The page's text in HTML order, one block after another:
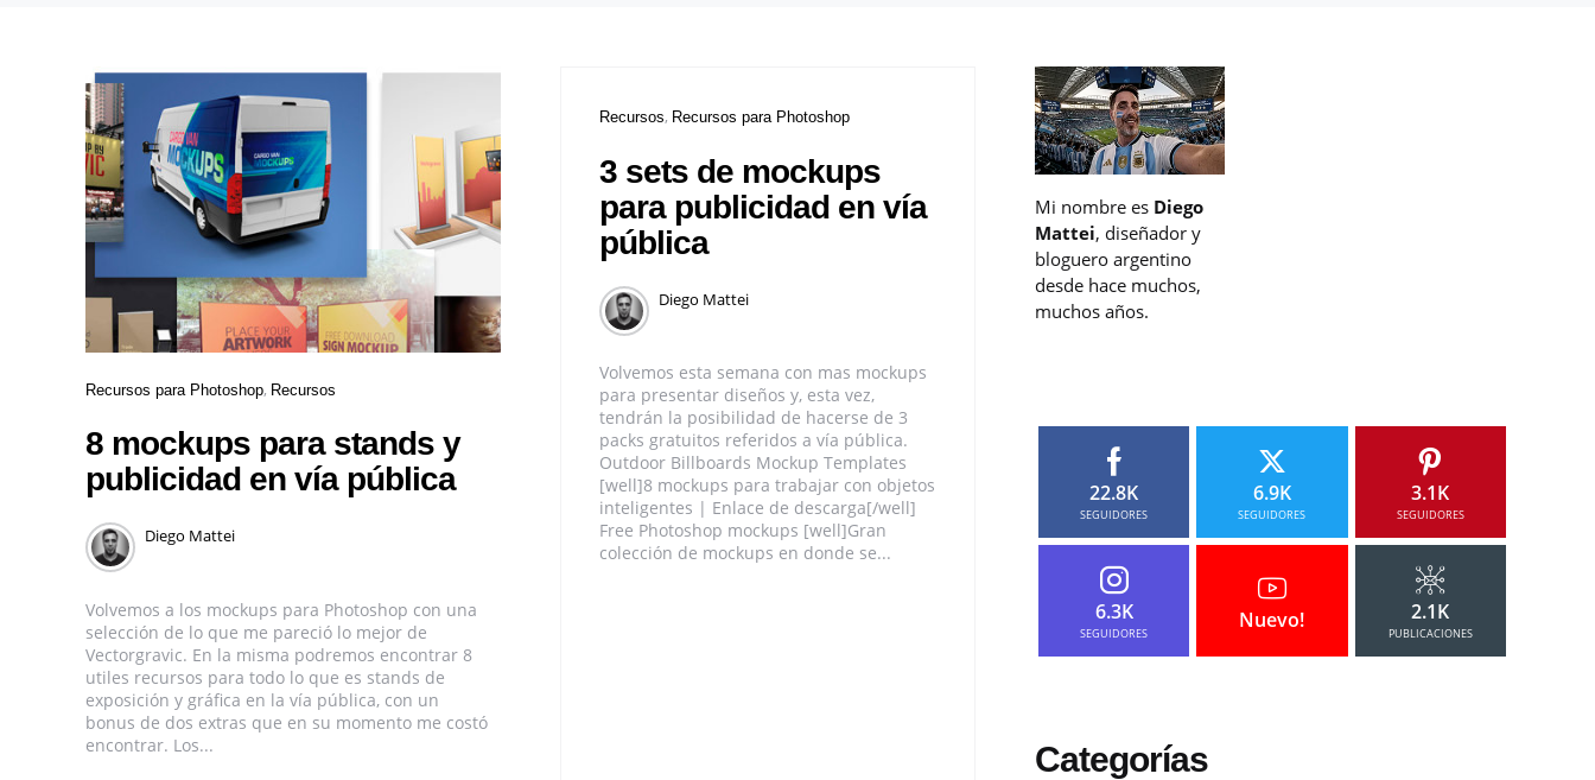
Recursos para Photoshop Recursos
8 mockups para stands y
publicidad en vía pública
Diego Mattei
Volvemos a los mockups para Photoshop con una
selección de lo que me pareció lo mejor de
Vectorgravic. En la misma podremos encontrar 8
utiles recursos para todo lo que es stands de
exposición y gráfica en la vía pública, con un
bonus de dos extras que en su momento me costó
encontrar. Los...
Recursos Recursos para Photoshop
3 sets de mockups
para publicidad en vía
pública
Diego Mattei
Volvemos esta semana con mas mockups
para presentar diseños y, esta vez,
tendrán la posibilidad de hacerse de 3
packs gratuitos referidos a vía pública.
Outdoor Billboards Mockup Templates
[well]8 mockups para trabajar con objetos
inteligentes | Enlace de descarga[/well]
Free Photoshop mockups [well]Gran
colección de mockups en donde se...
Mi nombre es Diego
Mattei, diseñador y
bloguero argentino
desde hace muchos,
muchos años.
22.8K
SEGUIDORES
6.9K
SEGUIDORES
3.1K
SEGUIDORES
6.3K
SEGUIDORES
Nuevo! 2.1K
PUBLICACIONES
Categorías